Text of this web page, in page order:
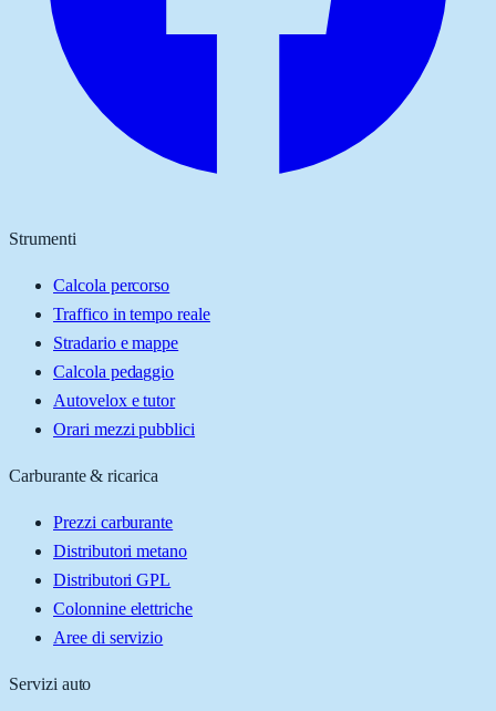
Strumenti
Calcola percorso
Traffico in tempo reale
Stradario e mappe
Calcola pedaggio
Autovelox e tutor
Orari mezzi pubblici
Carburante & ricarica
Prezzi carburante
Distributori metano
Distributori GPL
Colonnine elettriche
Aree di servizio
Servizi auto